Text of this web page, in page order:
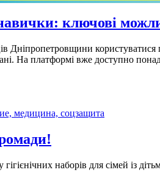
ключові
Дніпропетровщини
На платформі вже доступно понад
медицина, соцзащита
наборів для сімей із